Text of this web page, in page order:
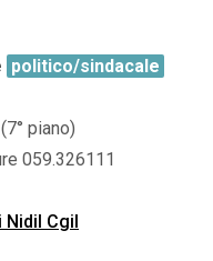
politico/sindacale
piano)
059.326111
Nidil Cgil